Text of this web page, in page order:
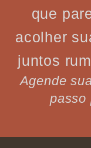
que
acolher
juntos
Agende
passo